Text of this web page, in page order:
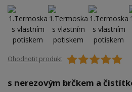
Ohodnotit produkt
s nerezovým brčkem a